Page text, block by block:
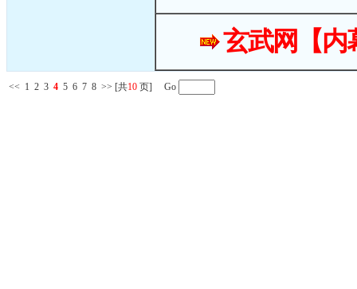
玄武网【
<< 1 2 3 4 5 6 7 8 >> [共10 页] Go